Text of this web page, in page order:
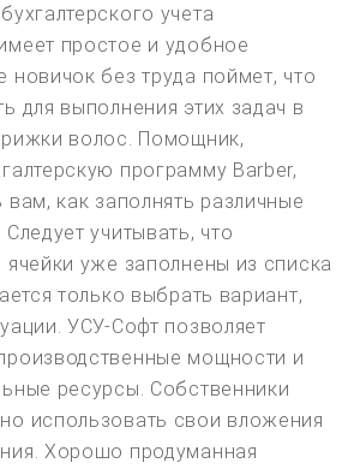
учета
простое и удобное
без труда поймет, что
для выполнения этих задач в
волос. Помощник,
программу Barber,
вам, как заполнять различные
учитывать, что
ячейки уже заполнены из списка
только выбрать вариант,
УСУ-Софт позволяет
мощности и
ресурсы. Собственники
использовать свои вложения
Хорошо продуманная